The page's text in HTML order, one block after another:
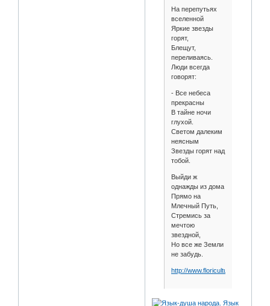
На перепутьях
вселенной
Яркие звезды
горят,
Блещут,
переливаясь.
Люди всегда
говорят:
- Все небеса
прекрасны
В тайне ночи
глухой.
Светом далеким
неясным
Звезды горят над
тобой.
Выйди ж
однажды из дома
Прямо на
Млечный Путь,
Стремись за
мечтою
звездной,
Но все же Земли
не забудь.
http://www.floriculture.ru/sp/